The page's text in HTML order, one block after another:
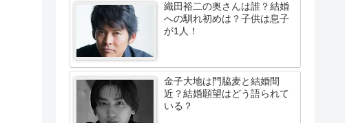
織田裕二の奥さんは誰？結婚
への馴れ初めは？子供は息子
が1人！
金子大地は門脇麦と結婚間
近？結婚願望はどう語られて
いる？